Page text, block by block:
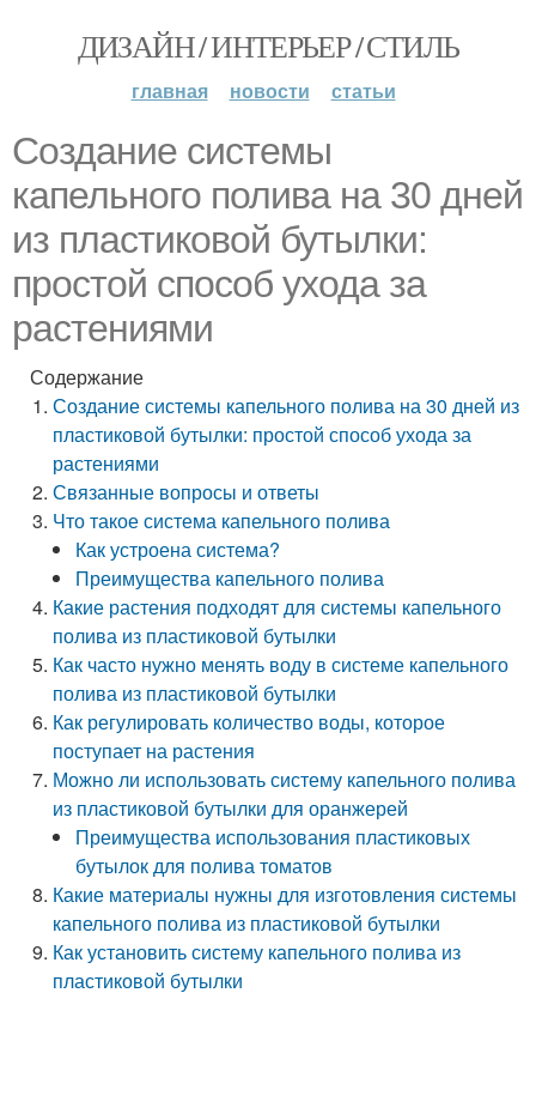
ДИЗАЙН / ИНТЕРЬЕР / СТИЛЬ
главная новости статьи
Создание системы
капельного полива на 30 дней
из пластиковой бутылки:
простой способ ухода за
растениями
Содержание
Создание системы капельного полива на 30 дней из
пластиковой бутылки: простой способ ухода за
растениями
Связанные вопросы и ответы
Что такое система капельного полива
Как устроена система?
Преимущества капельного полива
Какие растения подходят для системы капельного
полива из пластиковой бутылки
Как часто нужно менять воду в системе капельного
полива из пластиковой бутылки
Как регулировать количество воды, которое
поступает на растения
Можно ли использовать систему капельного полива
из пластиковой бутылки для оранжерей
Преимущества использования пластиковых
бутылок для полива томатов
Какие материалы нужны для изготовления системы
капельного полива из пластиковой бутылки
Как установить систему капельного полива из
пластиковой бутылки